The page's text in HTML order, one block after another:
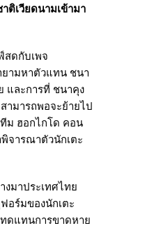
ติเวียดนามเข้ามา
สดกับเพจ
ามหาตัวแทน ชนา
และการที่ ชนาคุง
ามารถพอจะย้ายไป
ม ฮอกไกโด คอน
จารณาตัวนักเตะ
งมาประเทศไทย
อร์มของนักเตะ
ดแทนการขาดหาย